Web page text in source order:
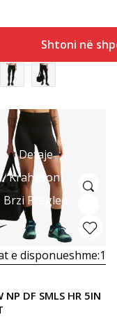
Shtoni në
Detaje
Krahasoni
Brzi Pregled
e disponueshme:1
NP DF SMLS HR 5IN